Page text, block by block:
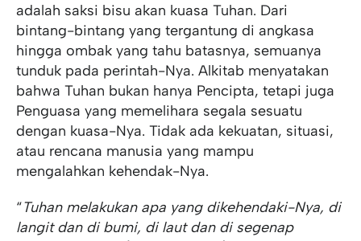
adalah saksi bisu akan kuasa Tuhan. Dari
bintang-bintang yang tergantung di angkasa
hingga ombak yang tahu batasnya, semuanya
tunduk pada perintah-Nya. Alkitab menyatakan
bahwa Tuhan bukan hanya Pencipta, tetapi juga
Penguasa yang memelihara segala sesuatu
dengan kuasa-Nya. Tidak ada kekuatan, situasi,
atau rencana manusia yang mampu
mengalahkan kehendak-Nya.
“Tuhan melakukan apa yang dikehendaki-Nya, di
langit dan di bumi, di laut dan di segenap